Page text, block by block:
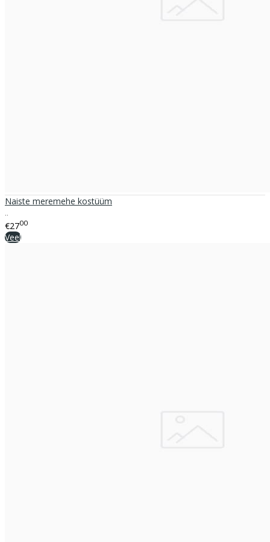
Naiste meremehe kostüüm
..
€2700
Veel